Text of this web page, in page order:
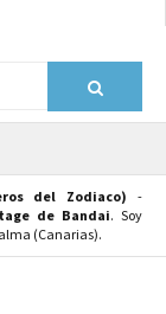
del Zodiaco) -
de Bandai. Soy
(Canarias).